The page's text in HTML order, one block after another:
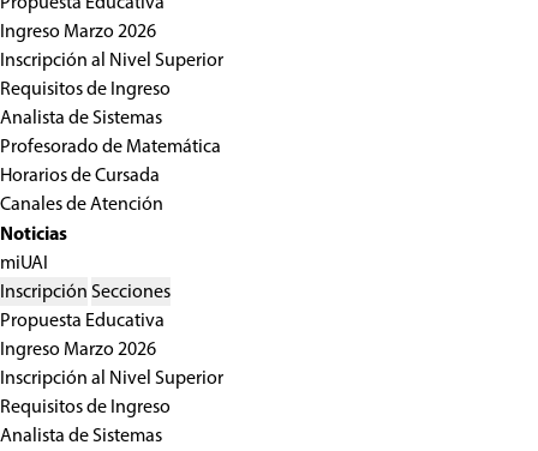
Ingreso Marzo 2026
Inscripción al Nivel Superior
Requisitos de Ingreso
Analista de Sistemas
Profesorado de Matemática
Horarios de Cursada
Canales de Atención
Noticias
miUAI
Inscripción Secciones
Propuesta Educativa
Ingreso Marzo 2026
Inscripción al Nivel Superior
Requisitos de Ingreso
Analista de Sistemas